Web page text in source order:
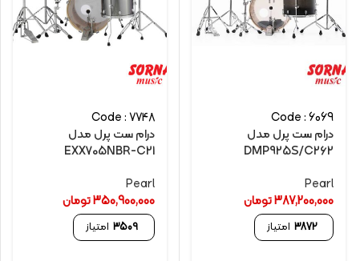
Code : 6069
درام ست پرل مدل
DMP925S/C262
Pearl
387,200,000تومان
3872 امتیاز
Code : 7748
درام ست پرل مدل
EXX705NBR-C21
Pearl
350,900,000تومان
3509 امتیاز